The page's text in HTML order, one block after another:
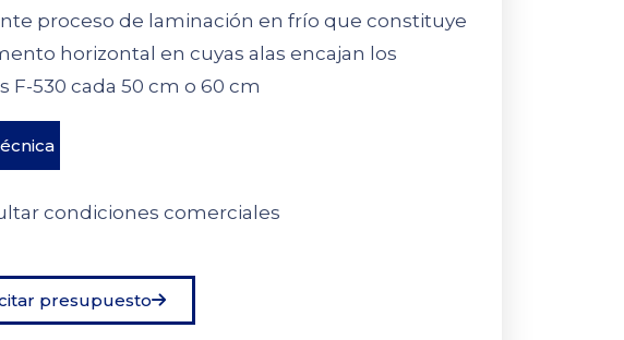
proceso de laminación en frío que constituye
horizontal en cuyas alas encajan los
F-530 cada 50 cm o 60 cm
condiciones comerciales
presupuesto